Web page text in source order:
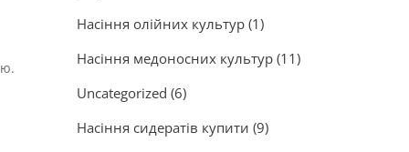
Насіння олійних культур (1)
Насіння медоносних культур (11)
Uncategorized (6)
Насіння сидератів купити (9)